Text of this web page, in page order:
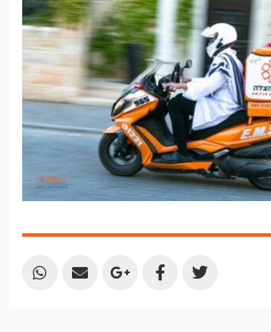
Plus
Share
Share
Share
Share
Share